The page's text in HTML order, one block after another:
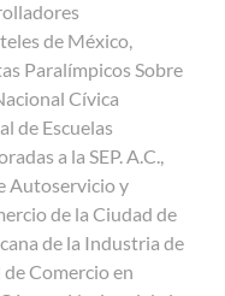
de México,
Paralímpicos Sobre
Cívica
de Escuelas
a la SEP. A.C.,
Autoservicio y
de la Ciudad de
de la Industria de
Comercio en